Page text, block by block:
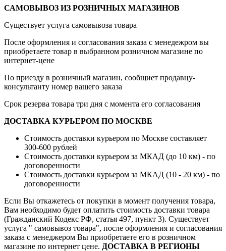
САМОВЫВОЗ ИЗ РОЗНИЧНЫХ МАГАЗИНОВ
Существует услуга самовывоза товара
После оформления и согласования заказа с менедежром вы
приобретаете товар в выбранном розничном магазине по
интернет-цене
По приезду в розничный магазин, сообщиет продавцу-
консультанту номер вашего заказа
Срок резерва товара три дня с момента его согласования
ДОСТАВКА КУРЬЕРОМ ПО МОСКВЕ
Стоимость доставки курьером по Москве составляет
300-600 рублей
Стоимость доставки курьером за МКАД (до 10 км) - по
договоренности
Стоимость доставки курьером за МКАД (10 - 20 км) - по
договоренности
Если Вы откажетесь от покупки в момент получения товара,
Вам необходимо будет оплатить стоимость доставки товара
(Гражданский Кодекс РФ, статья 497, пункт 3). Существует
услуга " самовывоз товара", после оформления и согласования
заказа с менеджером Вы приобретаете его в розничном
магазине по интернет цене. ДОСТАВКА В РЕГИОНЫ